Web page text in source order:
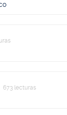
673 lecturas